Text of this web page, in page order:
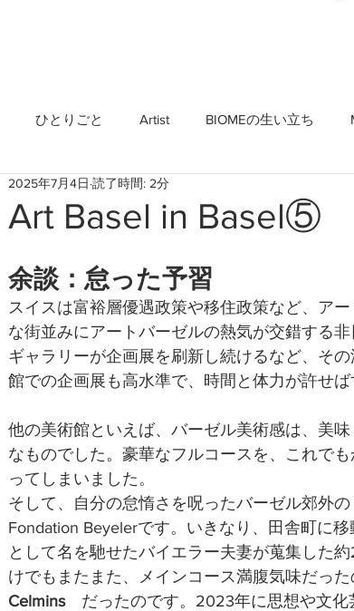
ひとりごと Artist BIOMEの生い立ち
神戸のこと たからものforおくりもの2020
のforおくりもの2022 たからものforおくりもの2024
Art Basel in Basel⑤
2025年7月4日 読了時間: 2分
余談：怠った予習
スイスは富裕層優遇政策や移住政策など、ア
な街並みにアートバーゼルの熱気が交錯する
ギャラリーが企画展を刷新し続けるなど、そ
館での企画展も高水準で、時間と体力が許せ
他の美術館といえば、バーゼル美術感は、美
なものでした。豪華なフルコースを、これで
ってしまいました。
そして、自分の怠惰さを呪ったバーゼル郊外
Fondation Beyelerです。いきなり、田舎町に
として名を馳せたバイエラー夫妻が蒐集した
けでもまたまた、メインコース満腹気味だっ
Celmins だったのです。2023年に思想や文化